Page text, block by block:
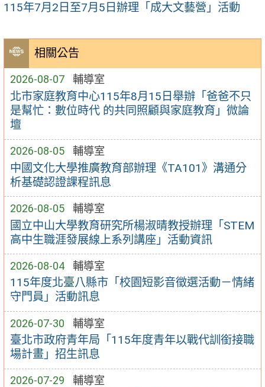
相關公告
2026-08-07 輔導室
北市家庭教育中心115年8月15日舉辦「爸爸不只
是幫忙：數位時代 的共同照顧與家庭教育」微論
壇
2026-08-05 輔導室
中國文化大學推廣教育部辦理《TA101》溝通分
析基礎認證課程訊息
2026-08-05 輔導室
國立中山大學教育研究所楊淑晴教授辦理「STEM
高中生職涯發展線上系列講座」活動資訊
2026-08-04 輔導室
115年度北臺八縣市「校園短影音徵選活動－情緒
守門員」活動訊息
2026-07-30 輔導室
臺北市政府青年局「115年度青年以戰代訓銜接職
場計畫」招生訊息
2026-07-29 輔導室
115年7月2日至7月5日辦理「成大文藝營」活動